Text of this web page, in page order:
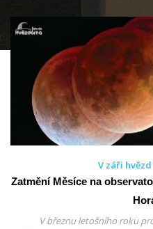
V záři hvězd
Zatmění Měsíce na
V březnu letošního roku